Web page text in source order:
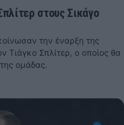
στους Σικάγο
την έναρξη της
Τιάγκο Σπλίτερ, ο οποίος θα
ομάδας.